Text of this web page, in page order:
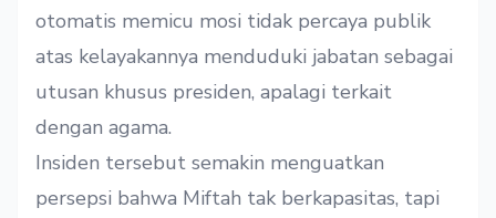
otomatis memicu mosi tidak percaya publik
atas kelayakannya menduduki jabatan sebagai
utusan khusus presiden, apalagi terkait
dengan agama.
Insiden tersebut semakin menguatkan
persepsi bahwa Miftah tak berkapasitas, tapi